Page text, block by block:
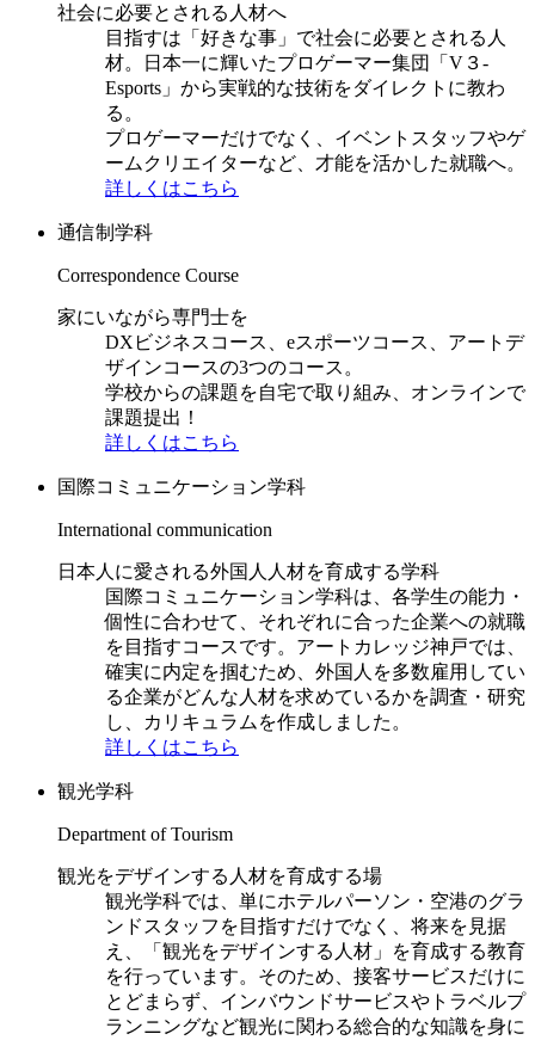
社会に必要とされる人材へ
目指すは「好きな事」で社会に必要とされる人
材。日本一に輝いたプロゲーマー集団「V３-
Esports」から実戦的な技術をダイレクトに教わ
る。
プロゲーマーだけでなく、イベントスタッフやゲ
ームクリエイターなど、才能を活かした就職へ。
詳しくはこちら
通信制学科
Correspondence Course
家にいながら専門士を
DXビジネスコース、eスポーツコース、アートデ
ザインコースの3つのコース。
学校からの課題を自宅で取り組み、オンラインで
課題提出！
詳しくはこちら
国際コミュニケーション学科
International communication
日本人に愛される外国人人材を育成する学科
国際コミュニケーション学科は、各学生の能力・
個性に合わせて、それぞれに合った企業への就職
を目指すコースです。アートカレッジ神戸では、
確実に内定を掴むため、外国人を多数雇用してい
る企業がどんな人材を求めているかを調査・研究
し、カリキュラムを作成しました。
詳しくはこちら
観光学科
Department of Tourism
観光をデザインする人材を育成する場
観光学科では、単にホテルパーソン・空港のグラ
ンドスタッフを目指すだけでなく、将来を見据
え、「観光をデザインする人材」を育成する教育
を行っています。そのため、接客サービスだけに
とどまらず、インバウンドサービスやトラベルプ
ランニングなど観光に関わる総合的な知識を身に